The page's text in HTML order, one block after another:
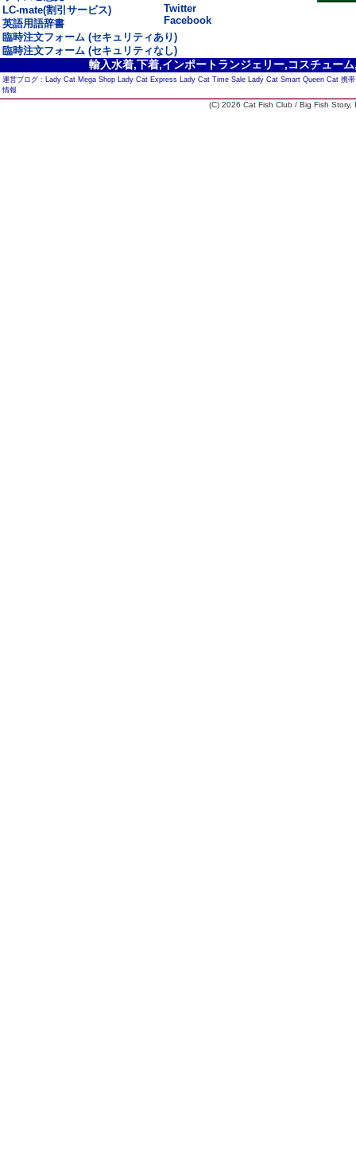
LC-mate(割引サービス)
英語用語辞書
Twitter
Facebook
臨時注文フォーム (セキュリティあり)
臨時注文フォーム (セキュリティなし)
輸入水着,下着,インポートランジェリー,コスチュー
運営ブログ : Lady Cat Mega Shop Lady Cat Express Lady Cat Time Sale Lady Cat Smart Queen Cat 携
情報
(C) 2026 Cat Fish Club / Big Fish Story,